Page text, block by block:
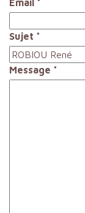
Email *
Sujet *
Message *